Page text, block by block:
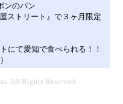
ンのパン
ストリート』で３ヶ月限定
にて愛知で食べられる！！
All Rights Reserved.